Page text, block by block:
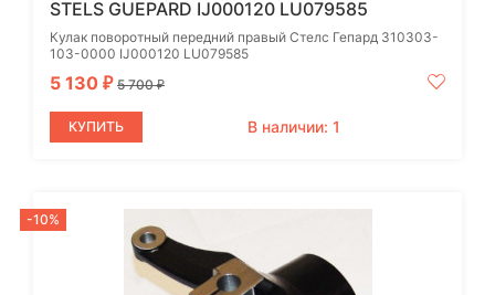
STELS GUEPARD IJ000120 LU079585
Кулак поворотный передний правый Стелс Гепард 310303-
103-0000 IJ000120 LU079585
5 130 ₽ 5 700₽
КУПИТЬ В наличии: 1
-10%